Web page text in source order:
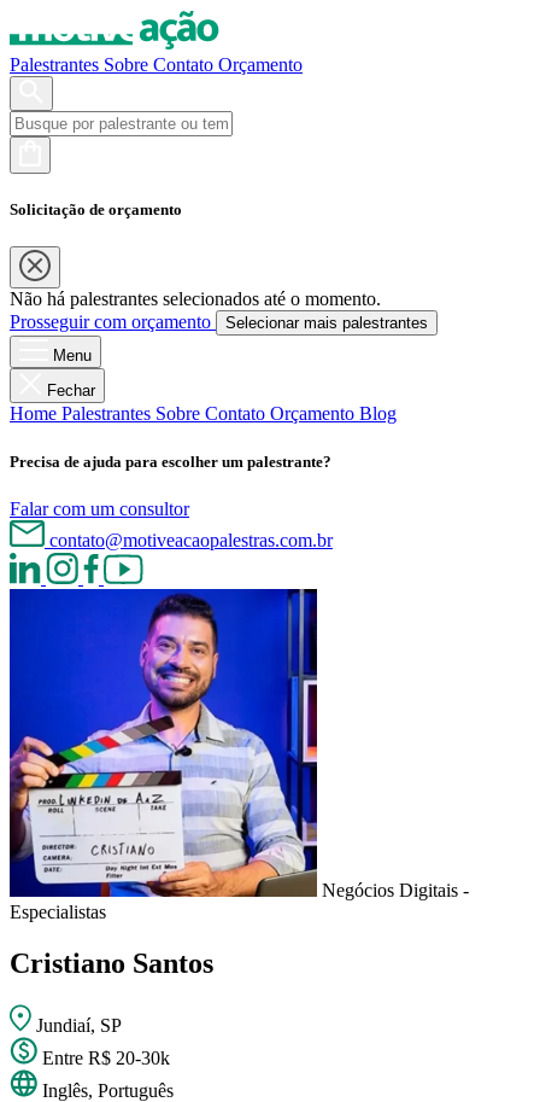
Palestrantes Sobre Contato Orçamento
Solicitação de orçamento
Não há palestrantes selecionados até o momento.
Prosseguir com orçamento
Selecionar mais palestrantes
Menu
Fechar
Home Palestrantes Sobre Contato Orçamento Blog
Precisa de ajuda para escolher um palestrante?
Falar com um consultor
contato@motiveacaopalestras.com.br
Negócios Digitais -
Especialistas
Cristiano Santos
Jundiaí, SP
Entre R$ 20-30k
Inglês, Português